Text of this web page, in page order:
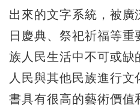
出來的文字系統，被廣
日慶典、祭祀祈福等
族人民生活中不可或缺
人民與其他民族進行
書具有很高的藝術價值